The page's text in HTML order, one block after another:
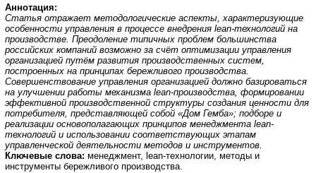
Аннотация:
Статья отражает методологические аспекты, характеризующие
особенности управления в процессе внедрения lean-технологий на
производстве. Преодоление типичных проблем большинства
российских компаний возможно за счёт оптимизации управления
организацией путём развития производственных систем,
построенных на принципах бережливого производства.
Совершенствование управления организацией должно базироваться
на улучшении работы механизма lean-производства, формировании
эффективной производственной структуры создания ценности для
потребителя, представляющей собой «Дом Гемба»; подборе и
реализации основополагающих принципов менеджмента lean-
технологий и использовании соответствующих этапам
управленческой деятельности методов и инструментов.
Ключевые слова: менеджмент, lean-технологии, методы и
инструменты бережливого производства.